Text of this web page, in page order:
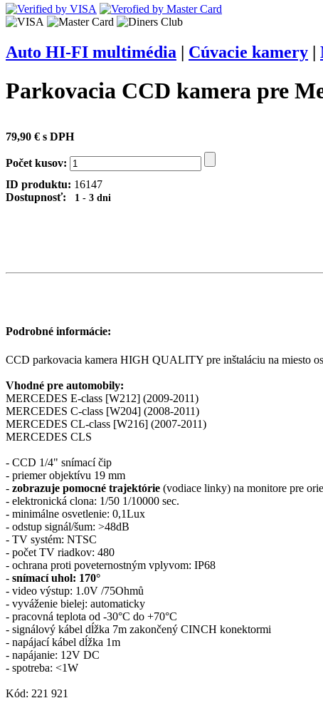
Auto HI-FI multimédia Cúvacie kamery
Parkovacia CCD kamera pre
79,90 € s DPH
Počet kusov:
ID produktu: 16147
Dostupnosť:
1 - 3 dni
Podrobné informácie:
CCD parkovacia kamera HIGH QUALITY pre inštaláciu na miesto
Vhodné pre automobily:
MERCEDES E-class [W212] (2009-2011)
MERCEDES C-class [W204] (2008-2011)
MERCEDES CL-class [W216] (2007-2011)
MERCEDES CLS
- CCD 1/4" snímací čip
- priemer objektívu 19 mm
- zobrazuje pomocné trajektórie (vodiace linky) na monitore pre
- elektronická clona: 1/50 1/10000 sec.
- minimálne osvetlenie: 0,1Lux
- odstup signál/šum: >48dB
- TV systém: NTSC
- počet TV riadkov: 480
- ochrana proti poveternostným vplyvom: IP68
- snímací uhol: 170°
- video výstup: 1.0V /75Ohmů
- vyváženie bielej: automaticky
- pracovná teplota od -30°C do +70°C
- signálový kábel dĺžka 7m zakončený CINCH konektormi
- napájací kábel dĺžka 1m
- napájanie: 12V DC
- spotreba: <1W
Kód: 221 921